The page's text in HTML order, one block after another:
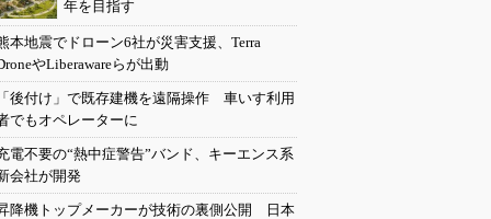
年を目指す
本地震でドローン6社が災害支援、Terra
やLiberawareらが出動
後付け」で既存建機を遠隔操作 車いす利用
でもオペレーターに
電不要の“熱中症警告”バンド、キーエンス系
会社が開発
降機トップメーカーが技術の裏側公開 日本